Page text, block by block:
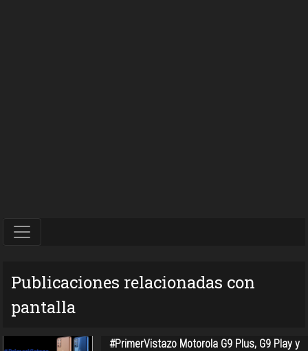
Publicaciones relacionadas con
pantalla
#PrimerVistazo Motorola G9 Plus, G9 Play y